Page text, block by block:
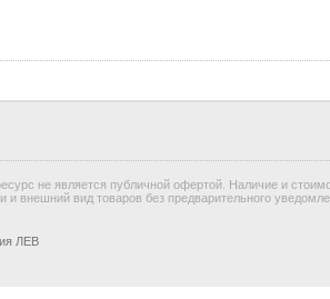
не является публичной офертой. Наличие и
и внешний вид товаров без предварительного
ЛЕВ